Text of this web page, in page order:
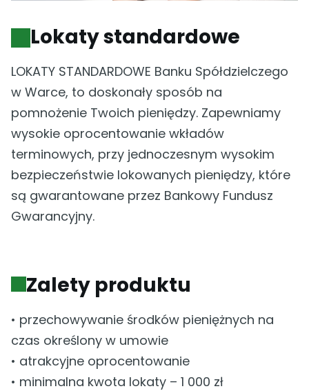
Lokaty standardowe
LOKATY STANDARDOWE Banku Spółdzielczego
w Warce, to doskonały sposób na
pomnożenie Twoich pieniędzy. Zapewniamy
wysokie oprocentowanie wkładów
terminowych, przy jednoczesnym wysokim
bezpieczeństwie lokowanych pieniędzy, które
są gwarantowane przez Bankowy Fundusz
Gwarancyjny.
Zalety produktu
• przechowywanie środków pieniężnych na
czas określony w umowie
• atrakcyjne oprocentowanie
• minimalna kwota lokaty – 1 000 zł